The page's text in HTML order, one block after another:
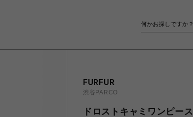
FURFUR
渋谷PARCO
ドロストキャミワンピース